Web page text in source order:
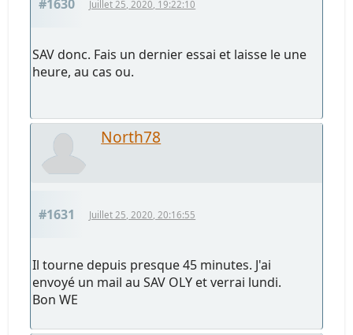
#1630 Juillet 25, 2020, 19:22:10
SAV donc. Fais un dernier essai et laisse le une
heure, au cas ou.
North78
#1631 Juillet 25, 2020, 20:16:55
Il tourne depuis presque 45 minutes. J'ai
envoyé un mail au SAV OLY et verrai lundi.
Bon WE